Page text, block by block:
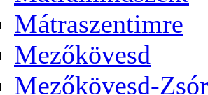
Mátraszentimre
Mezőkövesd
Mezőkövesd-